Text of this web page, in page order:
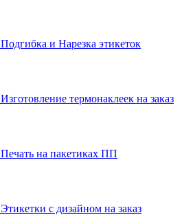
Подгибка и Нарезка этикеток
Изготовление термонаклеек на заказ
Печать на пакетиках ПП
Этикетки с дизайном на заказ